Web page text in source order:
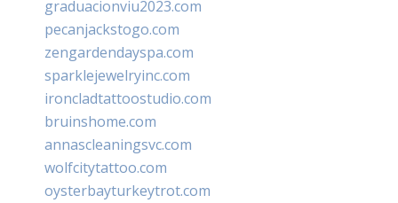
graduacionviu2023.com
pecanjackstogo.com
zengardendayspa.com
sparklejewelryinc.com
ironcladtattoostudio.com
bruinshome.com
annascleaningsvc.com
wolfcitytattoo.com
oysterbayturkeytrot.com